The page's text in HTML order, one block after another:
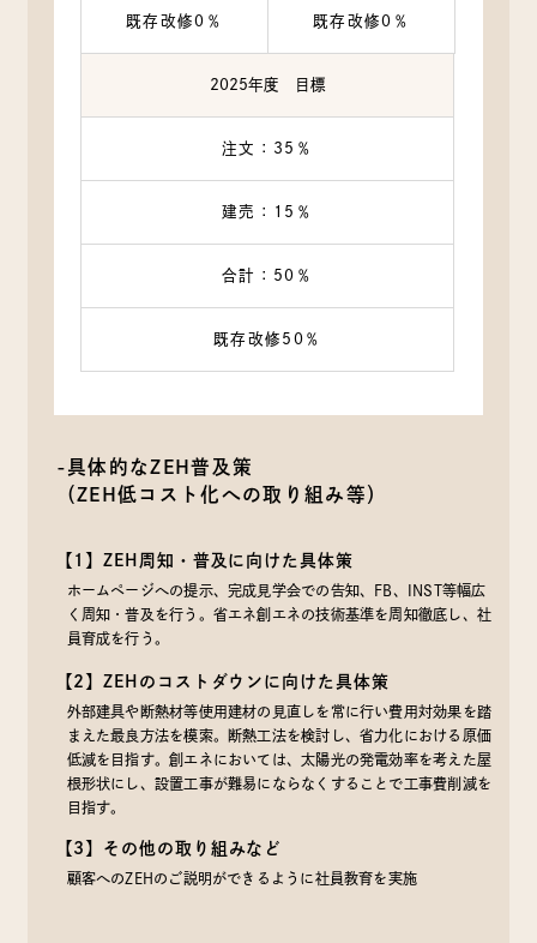
既存改修0％ 既存改修0％
2025年度 目標
注文：35％
建売：15％
合計：50％
既存改修50％
-具体的なZEH普及策
（ZEH低コスト化への取り組み等）
【1】ZEH周知・普及に向けた具体策
ホームページへの提示、完成見学会での告知、FB、INST等幅広
く周知・普及を行う。省エネ創エネの技術基準を周知徹底し、社
員育成を行う。
【2】ZEHのコストダウンに向けた具体策
外部建具や断熱材等使用建材の見直しを常に行い費用対効果を踏
まえた最良方法を模索。断熱工法を検討し、省力化における原価
低減を目指す。創エネにおいては、太陽光の発電効率を考えた屋
根形状にし、設置工事が難易にならなくすることで工事費削減を
目指す。
【3】その他の取り組みなど
顧客へのZEHのご説明ができるように社員教育を実施